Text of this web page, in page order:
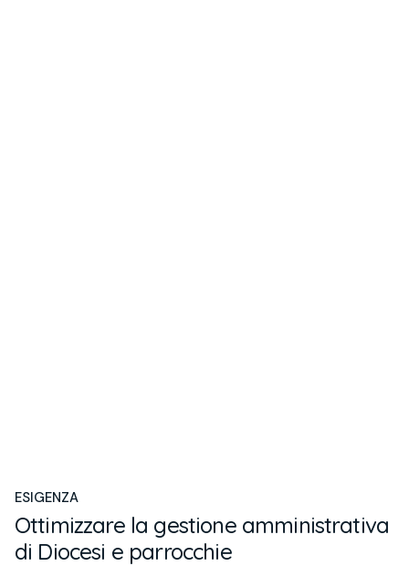
ESIGENZA
Ottimizzare la gestione amministrativa
di Diocesi e parrocchie